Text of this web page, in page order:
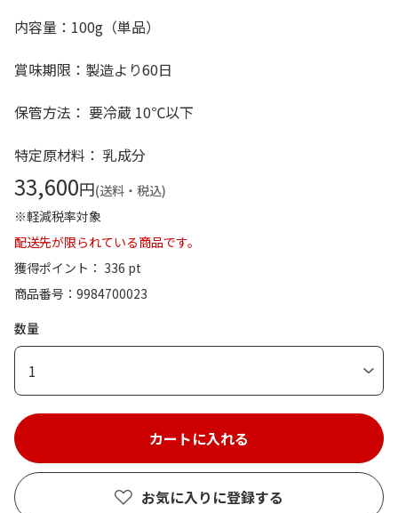
内容量：100g（単品）
賞味期限：製造より60日
保管方法： 要冷蔵 10℃以下
特定原材料： 乳成分
33,600円(送料・税込)
※軽減税率対象
配送先が限られている商品です。
獲得ポイント： 336 pt
商品番号
9984700023
数量
1
お気に入りに登録する